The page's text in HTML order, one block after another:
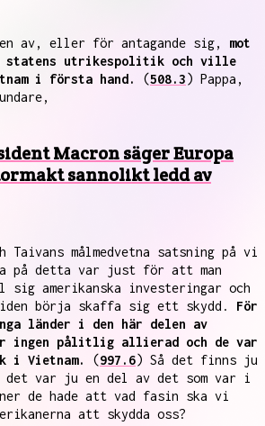
av, eller för antagande sig, mot
statens utrikespolitik och ville
i första hand.
(508.3) Pappa,
Macron säger Europa
sannolikt ledd av
målmedvetna satsning på vi
på detta var just för att man
amerikanska investeringar och
börja skaffa sig ett skydd. För
länder i den här delen av
ingen pålitlig allierad och de var
i Vietnam.
(997.6) Så det finns ju
var ju en del av det som var i
de hade att vad fasin ska vi
att skydda oss?